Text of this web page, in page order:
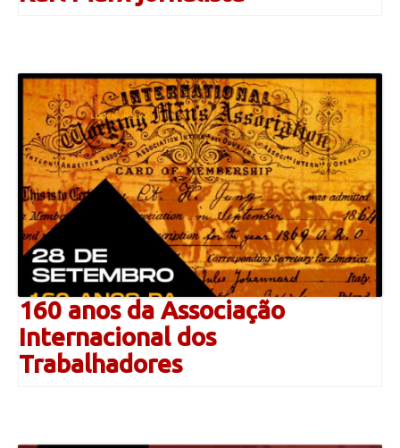
160 anos da Associação
Internacional dos
Trabalhadores